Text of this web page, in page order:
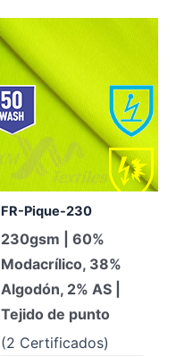
FR-Pique-230
230gsm | 60%
Modacrílico, 38%
Algodón, 2% AS |
Tejido de punto
(2 Certificados)